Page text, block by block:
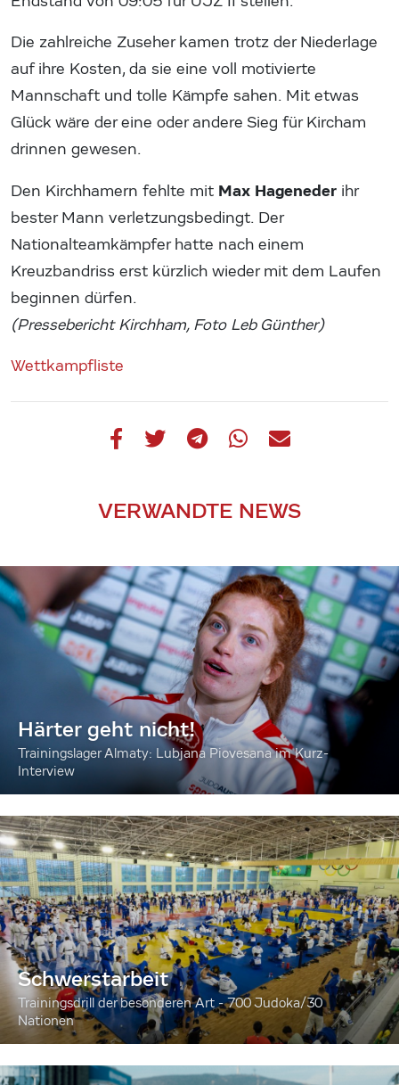
Die zahlreiche Zuseher kamen trotz der Niederlage
auf ihre Kosten, da sie eine voll motivierte
Mannschaft und tolle Kämpfe sahen. Mit etwas
Glück wäre der eine oder andere Sieg für Kircham
drinnen gewesen.
Den Kirchhamern fehlte mit Max Hageneder ihr
bester Mann verletzungsbedingt. Der
Nationalteamkämpfer hatte nach einem
Kreuzbandriss erst kürzlich wieder mit dem Laufen
beginnen dürfen.
(Pressebericht Kirchham, Foto Leb Günther)
Wettkampfliste
VERWANDTE NEWS
Härter geht nicht!
Trainingslager Almaty: Lubjana Piovesana im Kurz-
Interview
Schwerstarbeit
Trainingsdrill der besonderen Art - 700 Judoka/30
Nationen